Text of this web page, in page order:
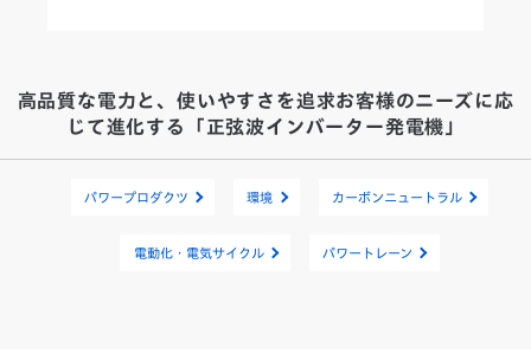
高品質な電力と、使いやすさを追求お客様のニーズに応
じて進化する「正弦波インバーター発電機」
パワープロダクツ 環境 カーボンニュートラル
電動化・電気サイクル パワートレーン